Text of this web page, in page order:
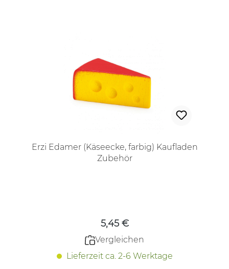
Erzi Edamer (Käseecke, farbig) Kaufladen
Zubehör
5,45 €
Vergleichen
Lieferzeit ca. 2-6 Werktage